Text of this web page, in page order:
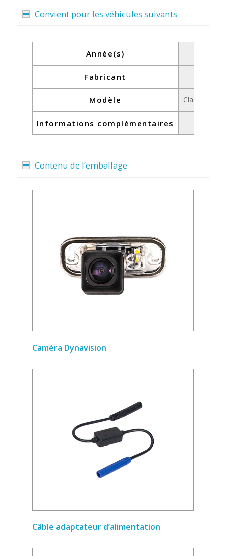
Convient pour les véhicules suivants
Année(s)
Fabricant
Modèle
Informations complémentaires
Classe C
Contenu de l’emballage
Caméra Dynavision
Câble adaptateur d’alimentation